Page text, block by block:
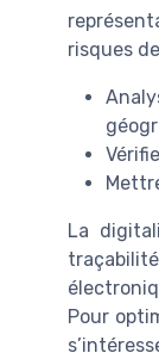
risques
La
Pour